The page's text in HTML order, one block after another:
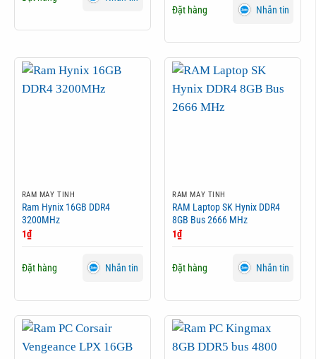
Đặt hàng Nhắn tin
RAM MÁY TÍNH
Ram Hynix 16GB DDR4
3200MHz
1₫
Đặt hàng Nhắn tin
RAM MÁY TÍNH
RAM Laptop SK Hynix DDR4
8GB Bus 2666 MHz
1₫
Đặt hàng Nhắn tin